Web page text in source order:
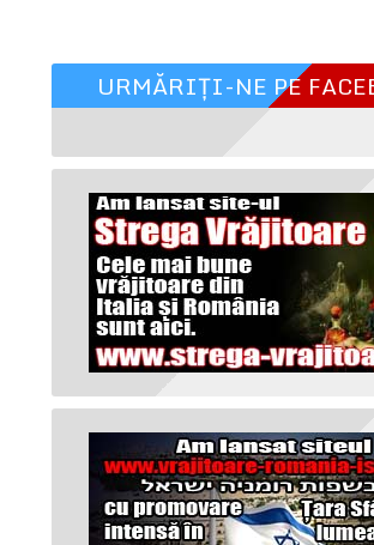
URMĂRIȚI-NE PE